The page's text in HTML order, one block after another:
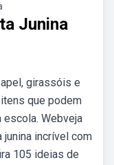
Junina
girassóis e
que podem
escola. Webveja
incrível com
105 ideias de